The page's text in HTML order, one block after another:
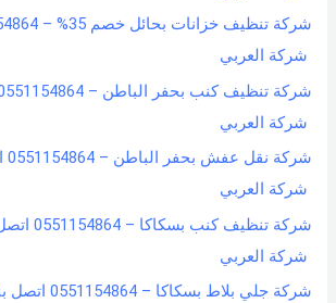
شركة العربي
شركة العربي
شركة العربي
شركة تنظيف كنب
شركة العربي
شركة جلي بلاط بسكاكا – 0551154864 اتصل بنا – شركة العربي